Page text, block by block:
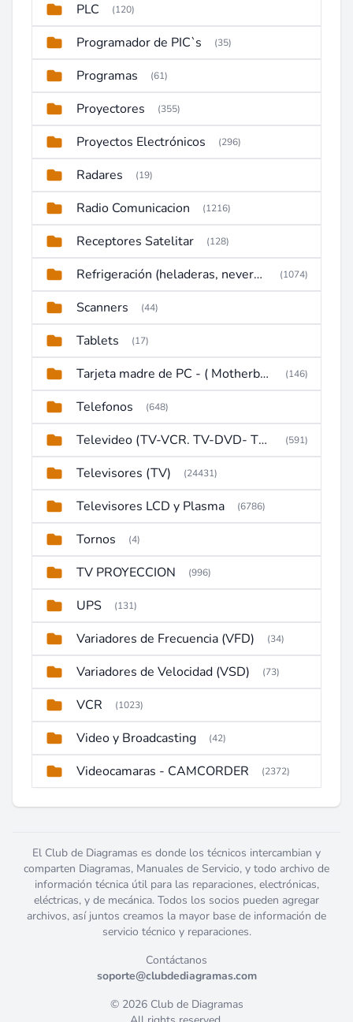
PLC (120)
Programador de PIC`s (35)
Programas (61)
Proyectores (355)
Proyectos Electrónicos (296)
Radares (19)
Radio Comunicacion (1216)
Receptores Satelitar (128)
Refrigeración (heladeras, neveras, congeladores) (1074)
Scanners (44)
Tablets (17)
Tarjeta madre de PC - ( Motherboard ) (146)
Telefonos (648)
Televideo (TV-VCR. TV-DVD- TV-DVD-VCR) (591)
Televisores (TV) (24431)
Televisores LCD y Plasma (6786)
Tornos (4)
TV PROYECCION (996)
UPS (131)
Variadores de Frecuencia (VFD) (34)
Variadores de Velocidad (VSD) (73)
VCR (1023)
Video y Broadcasting (42)
Videocamaras - CAMCORDER (2372)
El Club de Diagramas es donde los técnicos intercambian y
comparten Diagramas, Manuales de Servicio, y todo archivo de
información técnica útil para las reparaciones, electrónicas,
eléctricas, y de mecánica. Todos los socios pueden agregar
archivos, así juntos creamos la mayor base de información de
servicio técnico y reparaciones.
Contáctanos
soporte@clubdediagramas.com
© 2026 Club de Diagramas